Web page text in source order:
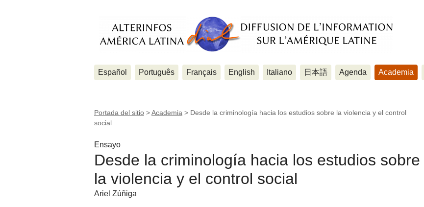
Español Português Français English Italiano 日本語 Agenda Academia
Portada del sitio >Academia > Desde la criminología hacia los estudios sobre la violencia y el control
social
Ensayo
Desde la criminología hacia los estudios sobre
la violencia y el control social
Ariel Zúñiga